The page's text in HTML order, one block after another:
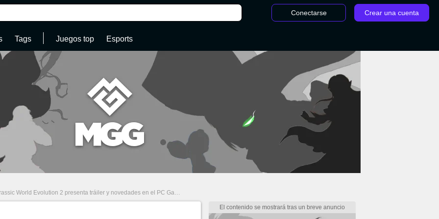
Conectarse Crear una cuenta
Tags Juegos top Esports
World Evolution 2 presenta tráiler y novedades en el PC Gaming Show